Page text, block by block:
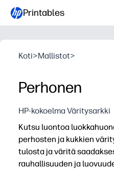
Printables
Koti>Mallistot>
Perhonen
HP-kokoelma Väritysarkki
Kutsu luontoa
perhosten ja kukkien
tulosta ja väritä
rauhallisuuden ja